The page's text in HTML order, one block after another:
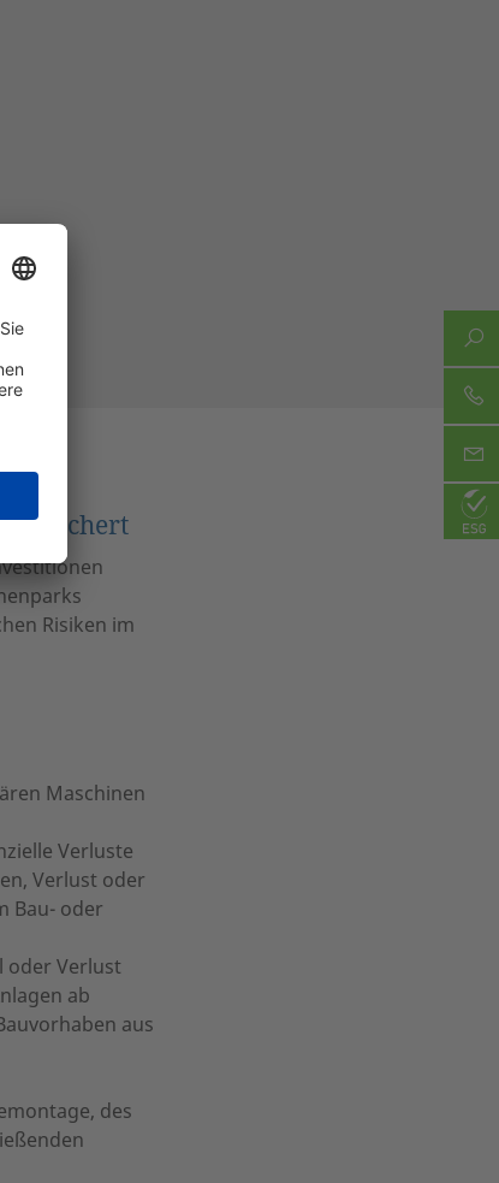
Risiken im
Maschinen
Verluste
Verlust oder
Bau- oder
oder Verlust
ab
aus
des